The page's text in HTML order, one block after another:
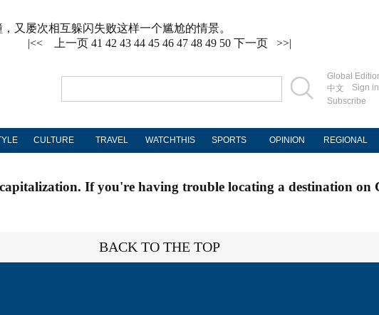
又屡次相互躲闪失败这样一个尴尬的情景。
|<<
上一页 41 42 43 44 45 46 47 48 49 50 下一页 >>|
Global
中文
Sign in
Subscribe
CULTURE TRAVEL WATCHTHIS SPORTS OPINION REGIONAL
If you're having trouble locating a destination
BACK TO THE TOP